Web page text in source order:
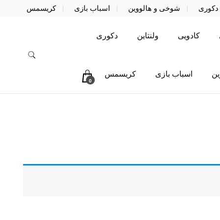
دکوری شوخی و هالووین اسباب بازی کریسمس
کادویی ولنتاین دکوری
اسباب بازی کریسمس
0